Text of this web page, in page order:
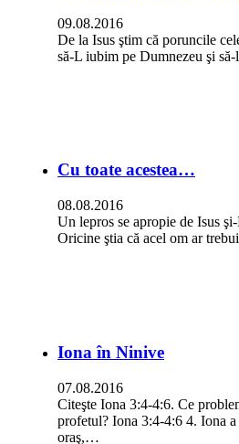
09.08.2016
De la Isus ştim că poruncile
să-L iubim pe Dumnezeu şi
Cu toate acestea…
08.08.2016
Un lepros se apropie de Isus
Oricine ştia că acel om ar
Iona în Ninive
07.08.2016
Citeşte Iona 3:4-4:6. Ce
profetul? Iona 3:4-4:6 4. Iona
oraş,…